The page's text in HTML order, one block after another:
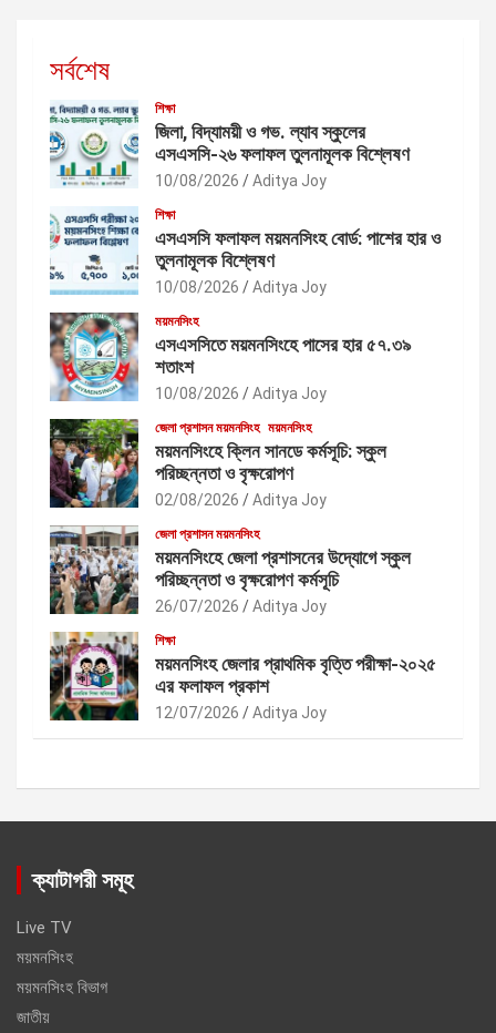
সর্বশেষ
শিক্ষা
জিলা, বিদ্যাময়ী ও গভ. ল্যাব স্কুলের
এসএসসি-২৬ ফলাফল তুলনামূলক বিশ্লেষণ
10/08/2026 Aditya Joy
শিক্ষা
এসএসসি ফলাফল ময়মনসিংহ বোর্ড: পাশের হার ও
তুলনামূলক বিশ্লেষণ
10/08/2026 Aditya Joy
ময়মনসিংহ
এসএসসিতে ময়মনসিংহে পাসের হার ৫৭.৩৯
শতাংশ
10/08/2026 Aditya Joy
জেলা প্রশাসন ময়মনসিংহ ময়মনসিংহ
ময়মনসিংহে ক্লিন সানডে কর্মসূচি: স্কুল
পরিচ্ছন্নতা ও বৃক্ষরোপণ
02/08/2026 Aditya Joy
জেলা প্রশাসন ময়মনসিংহ
ময়মনসিংহে জেলা প্রশাসনের উদ্যোগে স্কুল
পরিচ্ছন্নতা ও বৃক্ষরোপণ কর্মসূচি
26/07/2026 Aditya Joy
শিক্ষা
ময়মনসিংহ জেলার প্রাথমিক বৃত্তি পরীক্ষা-২০২৫
এর ফলাফল প্রকাশ
12/07/2026 Aditya Joy
ক্যাটাগরী সমূহ
Live TV
ময়মনসিংহ
ময়মনসিংহ বিভাগ
জাতীয়